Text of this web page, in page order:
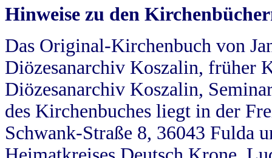
Hinweise zu den
Das Original-Kirchenbuch von
Diözesanarchiv Koszalin, früher
Diözesanarchiv Koszalin,
des Kirchenbuches liegt in der
Schwank-Straße 8, 36043 Fulda